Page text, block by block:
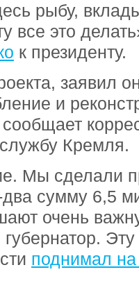
рыбу,
все это
к президенту.
заявил
и
Кремля.
Мы сделали
сумму 6,5
очень
Эту
поднимал